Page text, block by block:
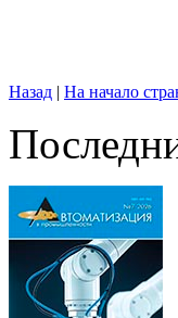
Назад | На начало